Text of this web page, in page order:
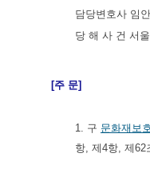
담당변호사 임
당 해 사 건 서
[주 문]
1. 구 문화재보
항, 제4항, 제62